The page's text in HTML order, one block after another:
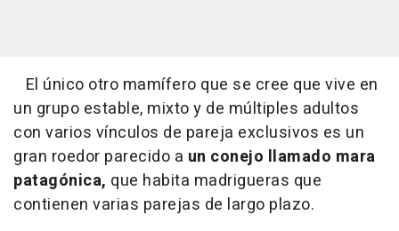
El único otro mamífero que se cree que vive en
un grupo estable, mixto y de múltiples adultos
con varios vínculos de pareja exclusivos es un
gran roedor parecido a un conejo llamado mara
patagónica, que habita madrigueras que
contienen varias parejas de largo plazo.